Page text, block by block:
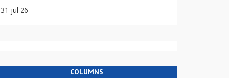
31 jul 26
COLUMNS